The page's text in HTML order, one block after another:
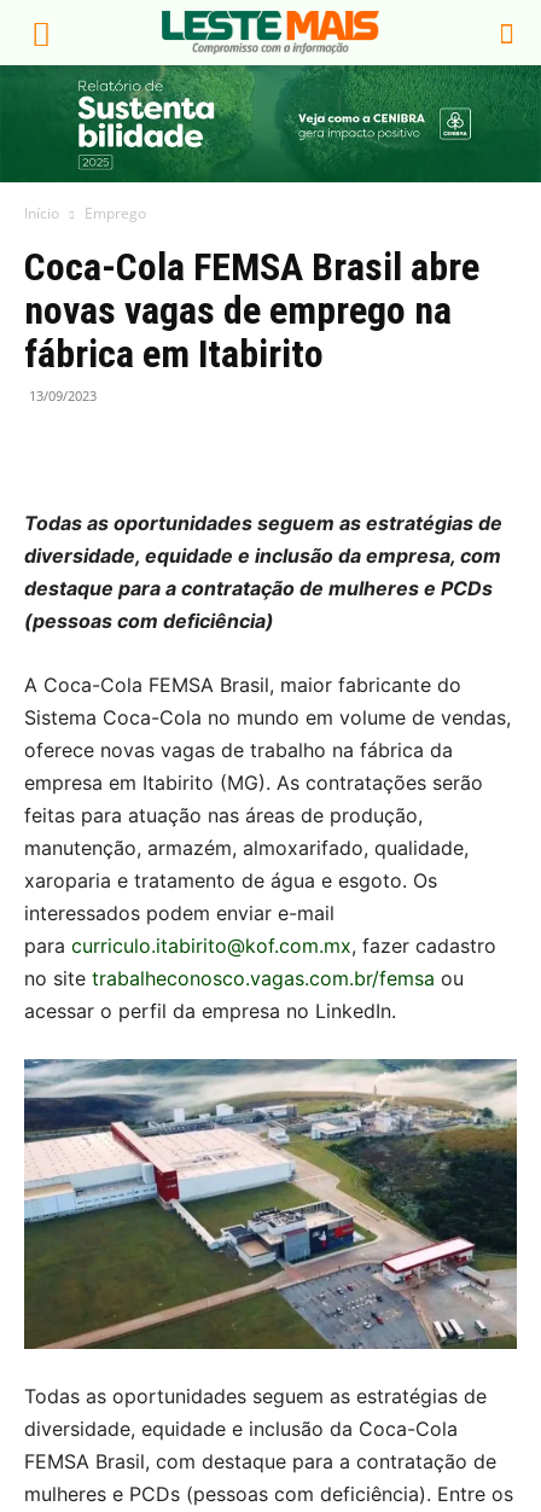
Início Emprego
Coca-Cola FEMSA Brasil abre
novas vagas de emprego na
fábrica em Itabirito
13/09/2023
Todas as oportunidades seguem as estratégias de
diversidade, equidade e inclusão da empresa, com
destaque para a contratação de mulheres e PCDs
(pessoas com deficiência)
A Coca-Cola FEMSA Brasil, maior fabricante do
Sistema Coca-Cola no mundo em volume de vendas,
oferece novas vagas de trabalho na fábrica da
empresa em Itabirito (MG). As contratações serão
feitas para atuação nas áreas de produção,
manutenção, armazém, almoxarifado, qualidade,
xaroparia e tratamento de água e esgoto. Os
interessados podem enviar e-mail
para curriculo.itabirito@kof.com.mx, fazer cadastro
no site trabalheconosco.vagas.com.br/femsa ou
acessar o perfil da empresa no LinkedIn.
Todas as oportunidades seguem as estratégias de
diversidade, equidade e inclusão da Coca-Cola
FEMSA Brasil, com destaque para a contratação de
mulheres e PCDs (pessoas com deficiência). Entre os